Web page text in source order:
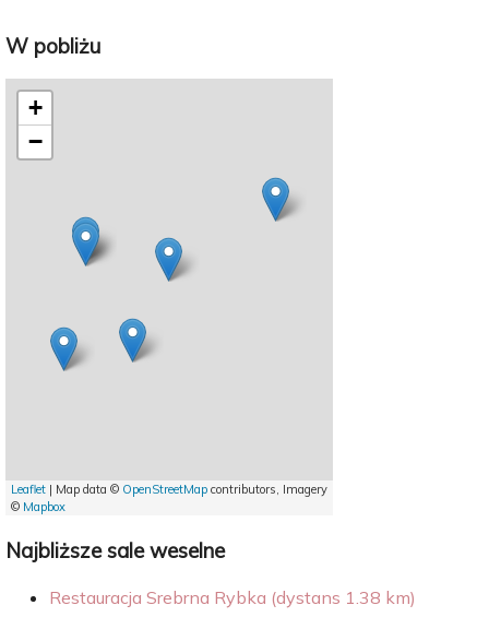
W pobliżu
+
−
Leaflet | Map data © OpenStreetMap contributors, Imagery
© Mapbox
Najbliższe sale weselne
Restauracja Srebrna Rybka (dystans 1.38 km)